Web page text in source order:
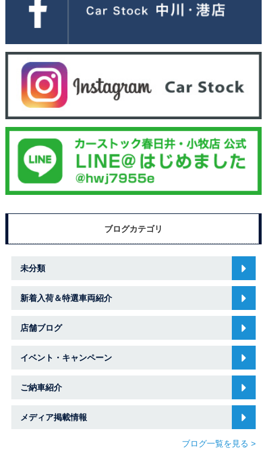
ブログカテゴリ
未分類
新着入荷＆特選車両紹介
店舗ブログ
イベント・キャンペーン
ご納車紹介
メディア掲載情報
ブログ一覧を見る >